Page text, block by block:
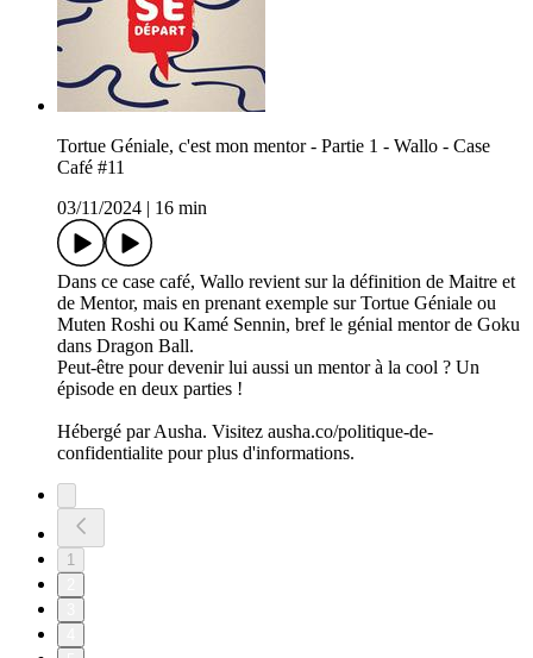
Tortue Géniale, c'est mon mentor - Partie 1 - Wallo - Case
Café #11
03/11/2024
16 min
Dans ce case café, Wallo revient sur la définition de Maitre et
de Mentor, mais en prenant exemple sur Tortue Géniale ou
Muten Roshi ou Kamé Sennin, bref le génial mentor de Goku
dans Dragon Ball.
Peut-être pour devenir lui aussi un mentor à la cool ? Un
épisode en deux parties !
Hébergé par Ausha. Visitez ausha.co/politique-de-
confidentialite pour plus d'informations.
1